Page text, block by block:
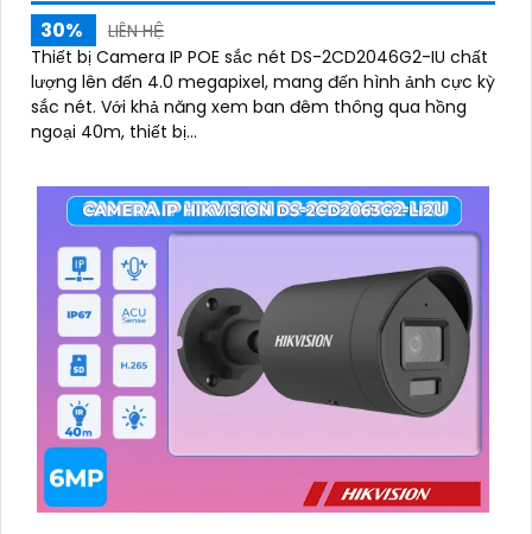
30%
LIÊN HỆ
Thiết bị Camera IP POE sắc nét DS-2CD2046G2-IU chất
lượng lên đến 4.0 megapixel, mang đến hình ảnh cực kỳ
sắc nét. Với khả năng xem ban đêm thông qua hồng
ngoại 40m, thiết bị...